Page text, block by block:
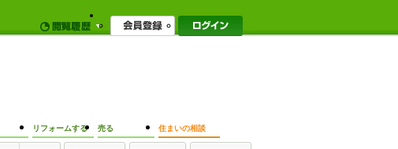
リフォームする 売る 住まいの相談